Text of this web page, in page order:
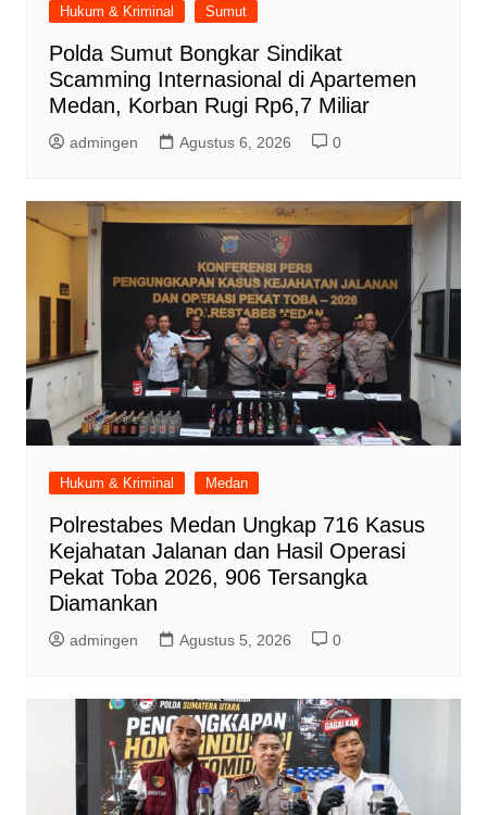
Hukum & Kriminal Sumut
Polda Sumut Bongkar Sindikat
Scamming Internasional di Apartemen
Medan, Korban Rugi Rp6,7 Miliar
admingen Agustus 6, 2026 0
Hukum & Kriminal Medan
Polrestabes Medan Ungkap 716 Kasus
Kejahatan Jalanan dan Hasil Operasi
Pekat Toba 2026, 906 Tersangka
Diamankan
admingen Agustus 5, 2026 0